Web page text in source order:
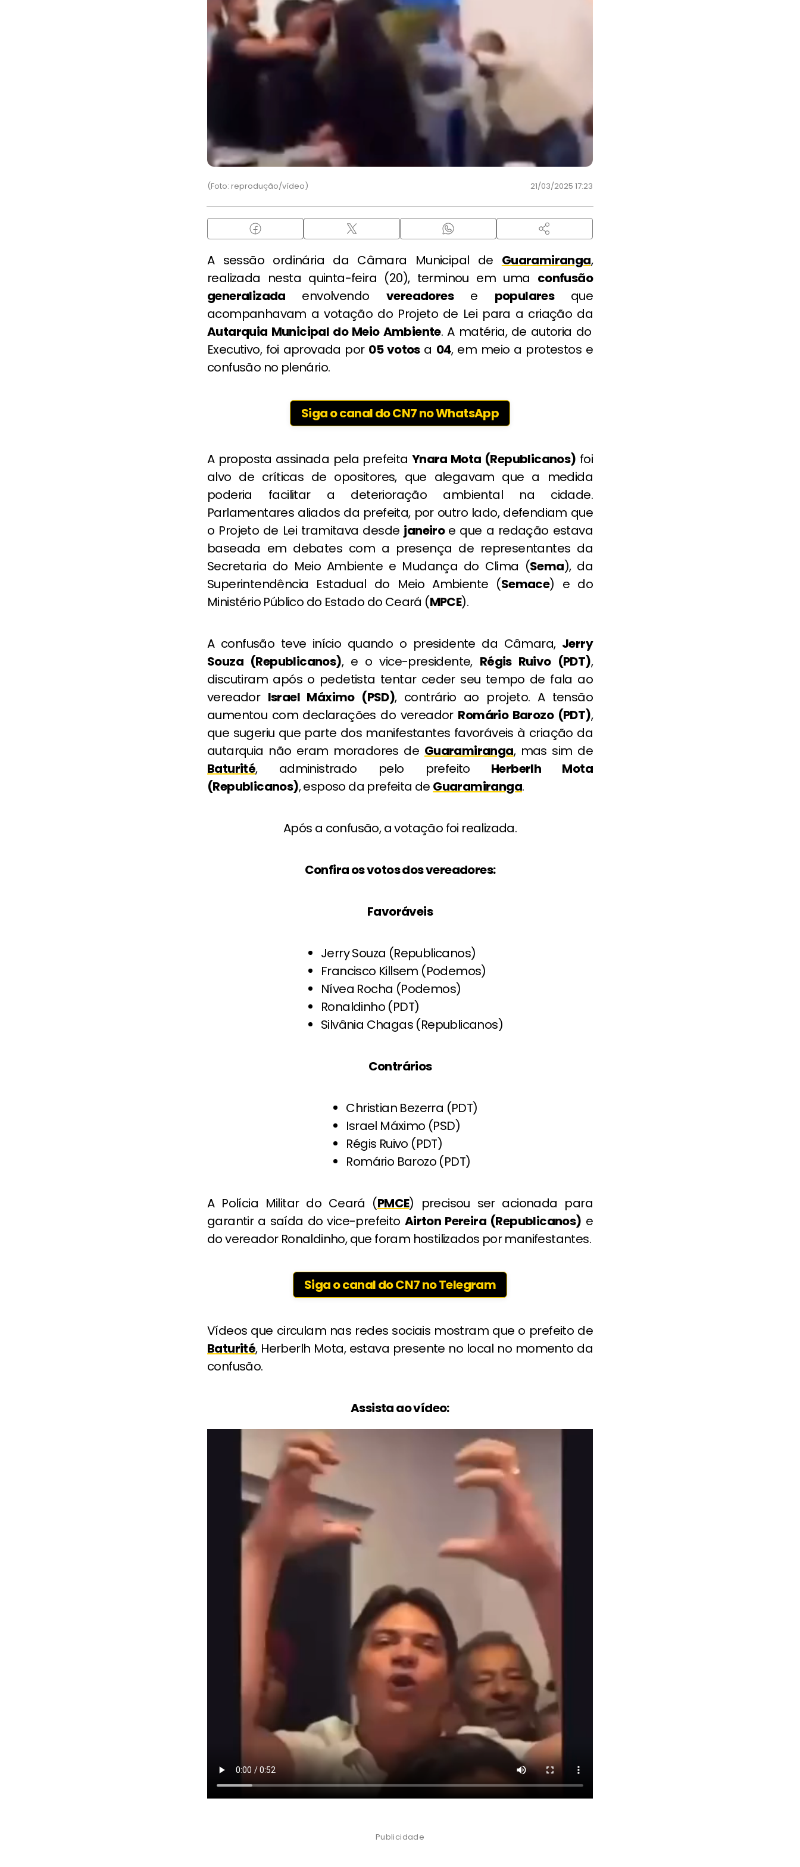
(Foto: reprodução/vídeo) 21/03/2025 17:23
A sessão ordinária da Câmara Municipal de Guaramiranga,
realizada nesta quinta-feira (20), terminou em uma confusão
generalizada envolvendo vereadores e populares que
acompanhavam a votação do Projeto de Lei para a criação da
Autarquia Municipal do Meio Ambiente. A matéria, de autoria do
Executivo, foi aprovada por 05 votosa 04, em meio a protestos e
confusão no plenário.
Siga o canal do CN7 no WhatsApp
A proposta assinada pela prefeita Ynara Mota (Republicanos) foi
alvo de críticas de opositores, que alegavam que a medida
poderia facilitar a deterioração ambiental na cidade.
Parlamentares aliados da prefeita, por outro lado, defendiam que
o Projeto de Lei tramitava desde janeiro e que a redação estava
baseada em debates com a presença de representantes da
Secretaria do Meio Ambiente e Mudança do Clima (Sema), da
Superintendência Estadual do Meio Ambiente (Semace) e do
Ministério Público do Estado do Ceará (MPCE).
A confusão teve início quando o presidente da Câmara, Jerry
Souza (Republicanos), e o vice-presidente, Régis Ruivo (PDT),
discutiram após o pedetista tentar ceder seu tempo de fala ao
vereador Israel Máximo (PSD), contrário ao projeto. A tensão
aumentou com declarações do vereador Romário Barozo (PDT),
que sugeriu que parte dos manifestantes favoráveis à criação da
autarquia não eram moradores de Guaramiranga, mas sim de
Baturité, administrado pelo prefeito Herberlh Mota
(Republicanos), esposo da prefeita de Guaramiranga.
Após a confusão, a votação foi realizada.
Confira os votos dos vereadores:
Favoráveis
Jerry Souza (Republicanos)
Francisco Killsem (Podemos)
Nívea Rocha (Podemos)
Ronaldinho (PDT)
Silvânia Chagas (Republicanos)
Contrários
Christian Bezerra (PDT)
Israel Máximo (PSD)
Régis Ruivo (PDT)
Romário Barozo (PDT)
A Polícia Militar do Ceará (PMCE) precisou ser acionada para
garantir a saída do vice-prefeito Airton Pereira (Republicanos) e
do vereador Ronaldinho, que foram hostilizados por manifestantes.
Siga o canal do CN7 no Telegram
Vídeos que circulam nas redes sociais mostram que o prefeito de
Baturité, Herberlh Mota, estava presente no local no momento da
confusão.
Assista ao vídeo:
Publicidade